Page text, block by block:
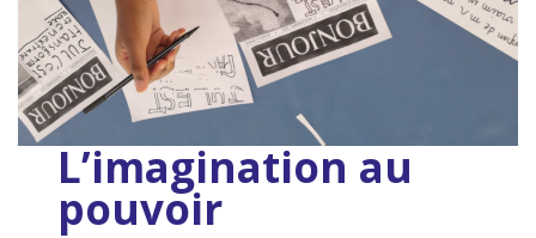
L’imagination au
pouvoir